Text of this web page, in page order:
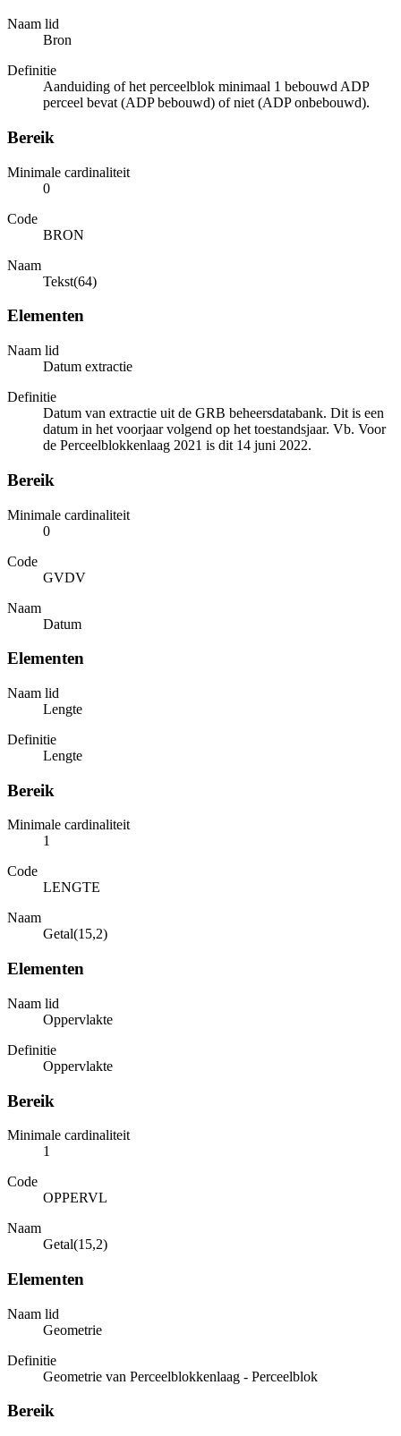
Naam lid
Bron
Definitie
Aanduiding of het perceelblok minimaal 1 bebouwd ADP
perceel bevat (ADP bebouwd) of niet (ADP onbebouwd).
Bereik
Minimale cardinaliteit
0
Code
BRON
Naam
Tekst(64)
Elementen
Naam lid
Datum extractie
Definitie
Datum van extractie uit de GRB beheersdatabank. Dit is een
datum in het voorjaar volgend op het toestandsjaar. Vb. Voor
de Perceelblokkenlaag 2021 is dit 14 juni 2022.
Bereik
Minimale cardinaliteit
0
Code
GVDV
Naam
Datum
Elementen
Naam lid
Lengte
Definitie
Lengte
Bereik
Minimale cardinaliteit
1
Code
LENGTE
Naam
Getal(15,2)
Elementen
Naam lid
Oppervlakte
Definitie
Oppervlakte
Bereik
Minimale cardinaliteit
1
Code
OPPERVL
Naam
Getal(15,2)
Elementen
Naam lid
Geometrie
Definitie
Geometrie van Perceelblokkenlaag - Perceelblok
Bereik